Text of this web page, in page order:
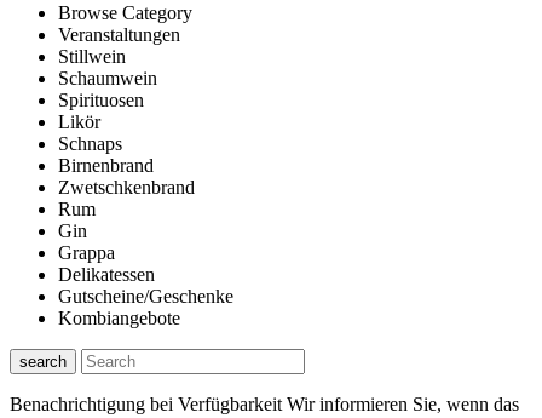
Browse Category
Veranstaltungen
Stillwein
Schaumwein
Spirituosen
Likör
Schnaps
Birnenbrand
Zwetschkenbrand
Rum
Gin
Grappa
Delikatessen
Gutscheine/Geschenke
Kombiangebote
search
Benachrichtigung bei Verfügbarkeit Wir informieren Sie, wenn das